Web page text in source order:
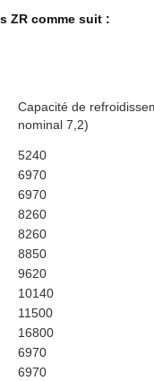
ZR comme suit :
Capacité de
nominal 7,2)
5240
6970
6970
8260
8260
8850
9620
10140
11500
16800
6970
6970